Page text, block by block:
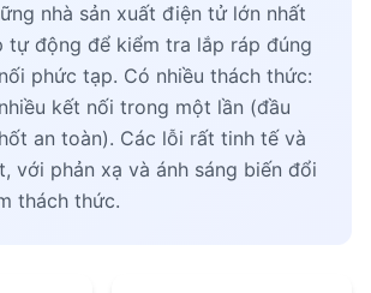
nhà sản xuất điện tử lớn nhất
tự động để kiểm tra lắp ráp đúng
phức tạp. Có nhiều thách thức:
kết nối trong một lần (đầu
an toàn). Các lỗi rất tinh tế và
với phản xạ và ánh sáng biến đổi
thách thức.